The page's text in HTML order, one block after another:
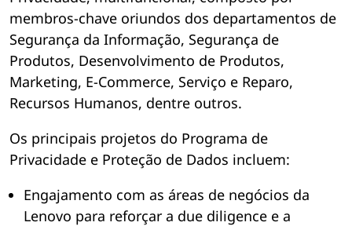
membros-chave oriundos dos departamentos de
Segurança da Informação, Segurança de
Produtos, Desenvolvimento de Produtos,
Marketing, E-Commerce, Serviço e Reparo,
Recursos Humanos, dentre outros.
Os principais projetos do Programa de
Privacidade e Proteção de Dados incluem:
Engajamento com as áreas de negócios da
Lenovo para reforçar a due diligence e a